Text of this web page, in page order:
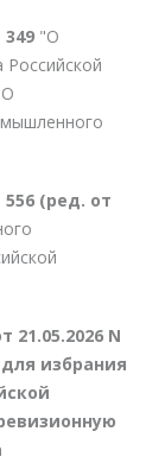
"О
Российской
(ред. от
21.05.2026 N
избрания